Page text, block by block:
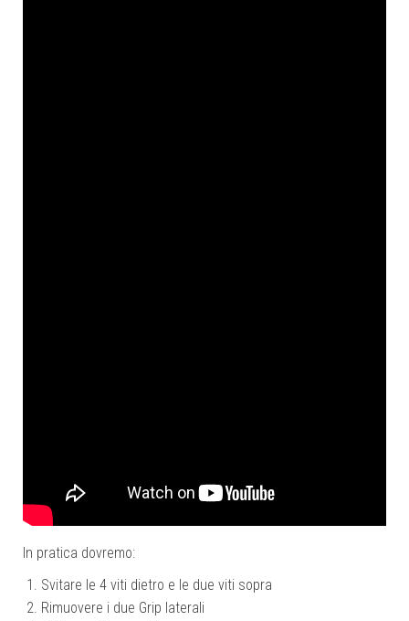
In pratica dovremo:
Svitare le 4 viti dietro e le due viti sopra
Rimuovere i due Grip laterali